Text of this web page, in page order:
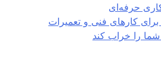
حرفه‌ای
برای کارهای فنی و تعمیرات